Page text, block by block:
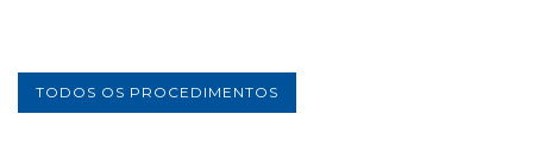
TODOS OS PROCEDIMENTOS